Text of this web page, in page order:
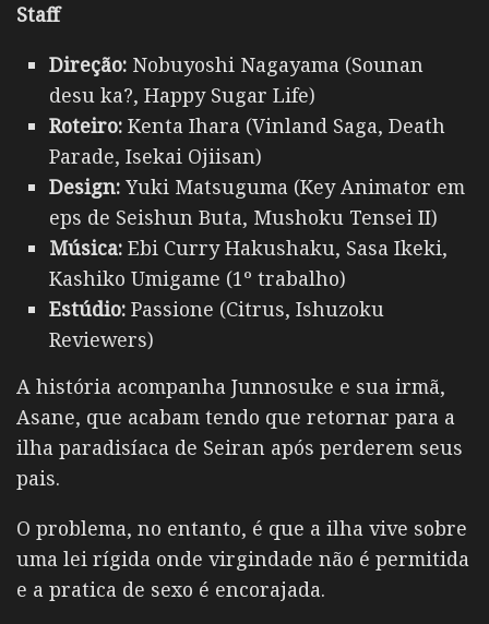
Staff
Direção: Nobuyoshi Nagayama (Sounan
desu ka?, Happy Sugar Life)
Roteiro: Kenta Ihara (Vinland Saga, Death
Parade, Isekai Ojiisan)
Design: Yuki Matsuguma (Key Animator em
eps de Seishun Buta, Mushoku Tensei II)
Música: Ebi Curry Hakushaku, Sasa Ikeki,
Kashiko Umigame (1º trabalho)
Estúdio: Passione (Citrus, Ishuzoku
Reviewers)
A história acompanha Junnosuke e sua irmã,
Asane, que acabam tendo que retornar para a
ilha paradisíaca de Seiran após perderem seus
pais.
O problema, no entanto, é que a ilha vive sobre
uma lei rígida onde virgindade não é permitida
e a pratica de sexo é encorajada.